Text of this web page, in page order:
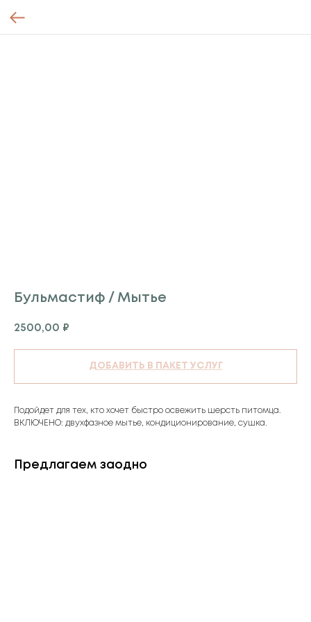
Бульмастиф / Мытье
2500,00 ₽
ДОБАВИТЬ В ПАКЕТ УСЛУГ
Подойдет для тех, кто хочет быстро освежить шерсть питомца.
ВКЛЮЧЕНО: двухфазное мытье, кондиционирование, сушка.
Предлагаем заодно